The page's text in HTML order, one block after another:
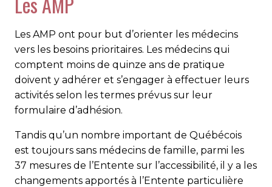
Les AMP ont pour but d’orienter les médecins
vers les besoins prioritaires. Les médecins qui
comptent moins de quinze ans de pratique
doivent y adhérer et s’engager à effectuer leurs
activités selon les termes prévus sur leur
formulaire d’adhésion.
Tandis qu’un nombre important de Québécois
est toujours sans médecins de famille, parmi les
37 mesures de l’Entente sur l’accessibilité, il y a les
changements apportés à l’Entente particulière